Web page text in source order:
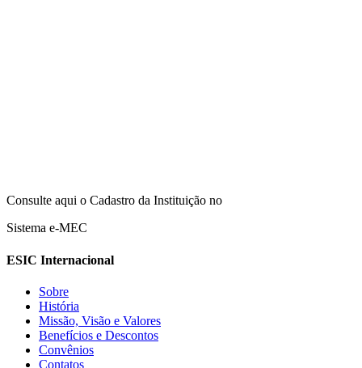
Consulte aqui o Cadastro da Instituição no
Sistema e-MEC
ESIC Internacional
Sobre
História
Missão, Visão e Valores
Benefícios e Descontos
Convênios
Contatos